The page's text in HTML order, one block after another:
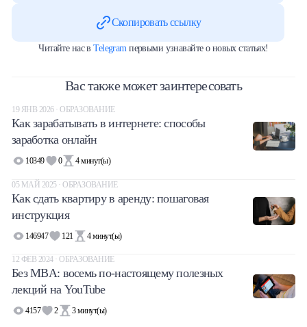
Скопировать ссылку
Читайте нас вTelegramпервыми узнавайте о новых статьях!
Вас также может заинтересовать
19 ЯНВ 2026 · ОБРАЗОВАНИЕ
Как зарабатывать в интернете: способы
заработка онлайн
10349 0 4минут(ы)
05 МАЙ 2025 · ОБРАЗОВАНИЕ
Как сдать квартиру в аренду: пошаговая
инструкция
146947 121 4минут(ы)
12 ФЕВ 2024 · ОБРАЗОВАНИЕ
Без MBA: восемь по-настоящему полезных
лекций на YouTube
4157 2 3 минут(ы)